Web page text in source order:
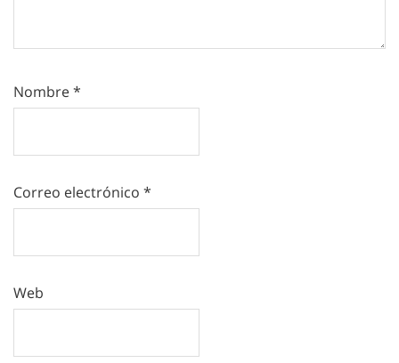
Nombre*
Correo electrónico *
Web